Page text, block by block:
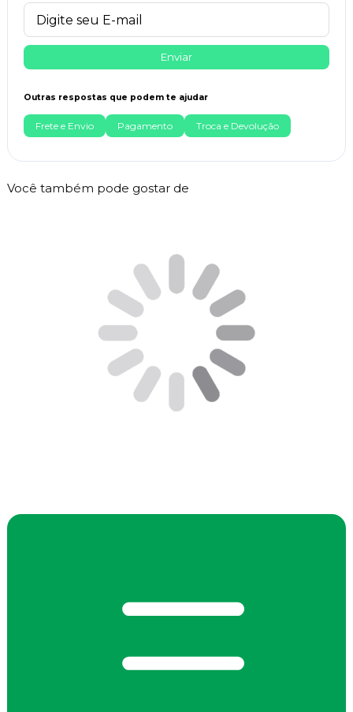
Enviar
Outras respostas que podem te ajudar
Frete e Envio Pagamento Troca e Devolução
Você também pode gostar de